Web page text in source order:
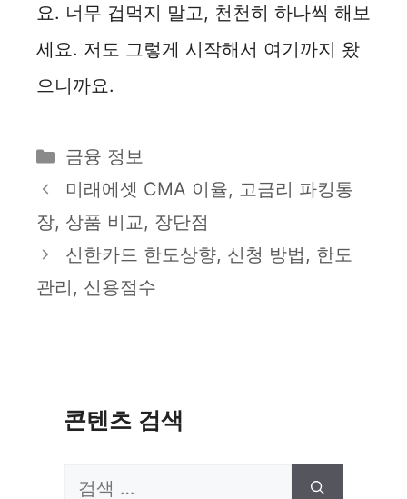
요. 너무 겁먹지 말고, 천천히 하나씩 해보
세요. 저도 그렇게 시작해서 여기까지 왔
으니까요.
카
테
리
금융 정보
미래에셋 CMA 이율, 고금리 파킹통
장, 상품 비교, 장단점
신한카드 한도상향, 신청 방법, 한도
관리, 신용점수
콘텐츠 검색
검